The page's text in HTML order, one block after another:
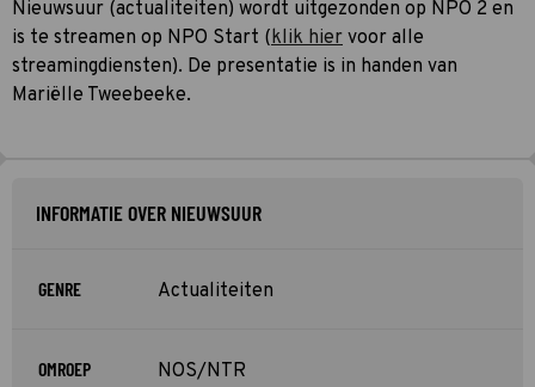
Nieuwsuur (actualiteiten) wordt uitgezonden op NPO 2 en
is te streamen op NPO Start (klik hier voor alle
streamingdiensten). De presentatie is in handen van
Mariëlle Tweebeeke.
INFORMATIE OVER NIEUWSUUR
GENRE Actualiteiten
OMROEP NOS/NTR